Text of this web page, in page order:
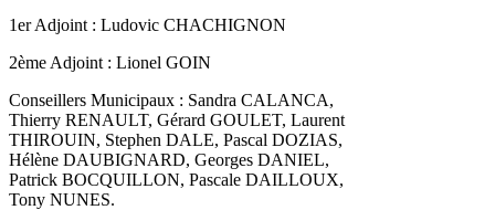
1er Adjoint : Ludovic CHACHIGNON
2ème Adjoint : Lionel GOIN
Conseillers Municipaux : Sandra CALANCA,
Thierry RENAULT, Gérard GOULET, Laurent
THIROUIN, Stephen DALE, Pascal DOZIAS,
Hélène DAUBIGNARD, Georges DANIEL,
Patrick BOCQUILLON, Pascale DAILLOUX,
Tony NUNES.